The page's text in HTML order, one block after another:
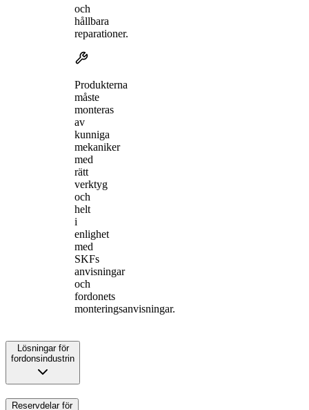
och
hållbara
reparationer.
Produkterna
måste
monteras
av
kunniga
mekaniker
med
rätt
verktyg
och
helt
i
enlighet
med
SKFs
anvisningar
och
fordonets
monteringsanvisningar.
Lösningar för
fordonsindustrin
Reservdelar för